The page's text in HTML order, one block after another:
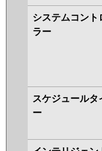
システムコント
ラー
スケジュールタ
ー